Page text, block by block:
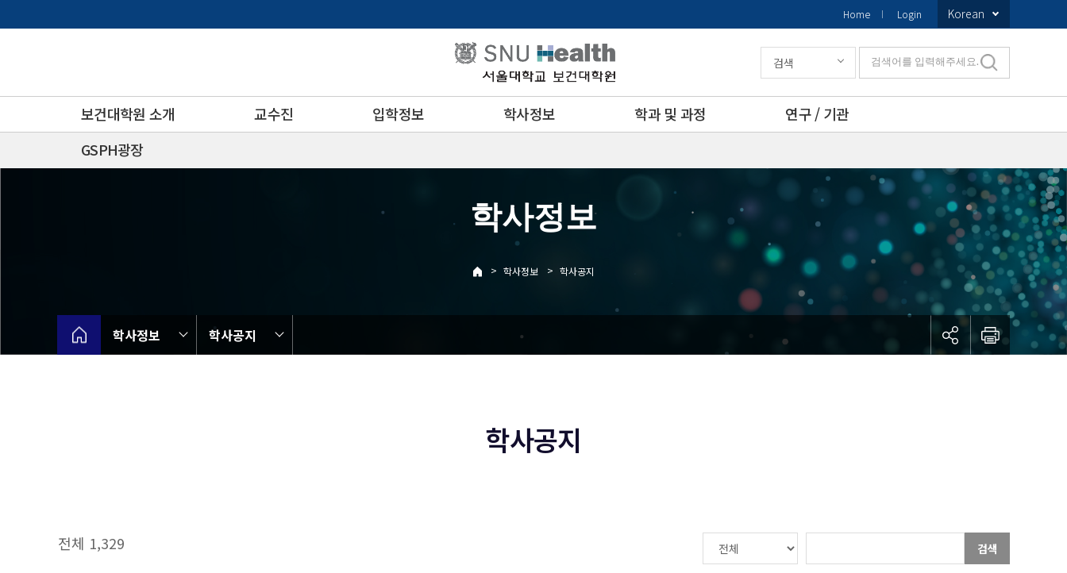
로
Home Login Korean
보건대학원 소개 교수진 입학정보 학사정보 학과 및 과정
연구 / 기관
GSPH광장
검색 검색어를 입력해주세요.
학사정보
> 학사정보 > 학사공지
학사정보 학사공지
학사공지
전체 1,329 검색